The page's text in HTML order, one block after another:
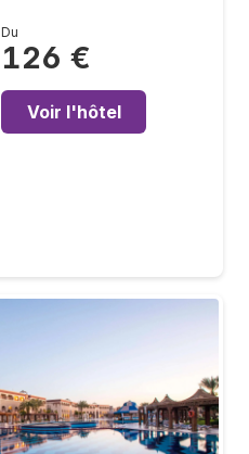
Du
126 €
Voir l'hôtel